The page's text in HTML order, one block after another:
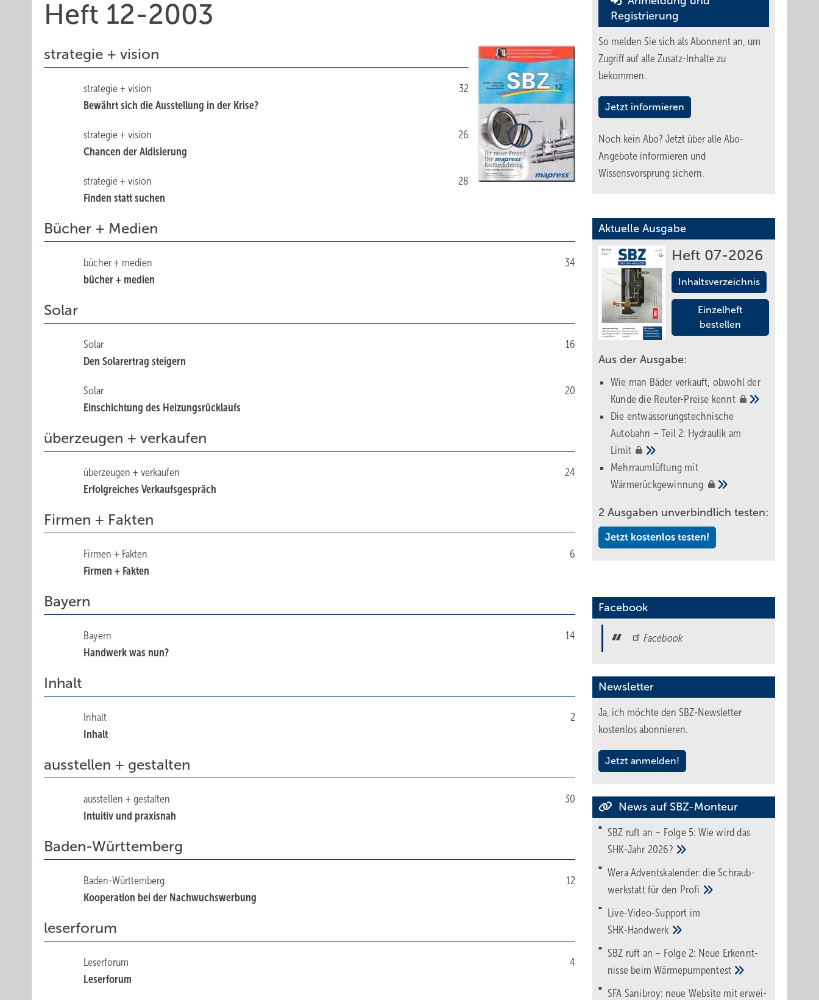
Heft 12-2003
strategie + vision
32
strategie + vision
Bewährt sich die Ausstellung in der Krise?
26
strategie + vision
Chancen der Aldisierung
28
strategie + vision
Finden statt suchen
Bücher + Medien
34
bücher + medien
bücher + medien
Solar
16
Solar
Den Solarertrag steigern
20
Solar
Einschichtung des Heizungsrücklaufs
überzeugen + verkaufen
24
überzeugen + verkaufen
Erfolgreiches Verkaufsgespräch
Firmen + Fakten
6
Firmen + Fakten
Firmen + Fakten
Bayern
14
Bayern
Handwerk was nun?
Inhalt
2
Inhalt
Inhalt
ausstellen + gestalten
30
ausstellen + gestalten
Intuitiv und praxisnah
Baden-Württemberg
12
Baden-Württemberg
Kooperation bei der Nachwuchswerbung
leserforum
4
Leserforum
Leserforum
Registrierung
So melden Sie sich als Abonnent an, um
Zugriff auf alle Zusatz-Inhalte zu
bekommen.
Jetzt informieren
Noch kein Abo? Jetzt über alle Abo-
Angebote informieren und
Wissensvorsprung sichern.
Aktuelle Ausgabe
Heft 07-2026
Inhaltsverzeichnis
Einzelheft
bestellen
Aus der Ausgabe:
Wie man Bäder verkauft, obwohl der
Kunde die Reuter-Preise kennt
Die entwässerungstechnische
Autobahn – Teil 2: Hydraulik am
Limit
Mehrraumlüftung mit
Wärmerückgewinnung
2 Ausgaben unverbindlich testen:
Jetzt kostenlos testen!
Facebook
Facebook
Newsletter
Ja, ich möchte den SBZ-Newsletter
kostenlos abonnieren.
Jetzt anmelden!
News auf SBZ-Monteur
SBZ ruft an – Folge 5: Wie wird das
SHK-Jahr 2026?
Wera Adventskalender: die Schraub­
werk­statt für den Pro­fi
Live-Video-Support im
SHK-Handwerk
SBZ ruft an – Folge 2: Neue Erkennt­
nisse beimWärme­pumpen­test
SFA Sanibroy: neue Web­site mit erwei­